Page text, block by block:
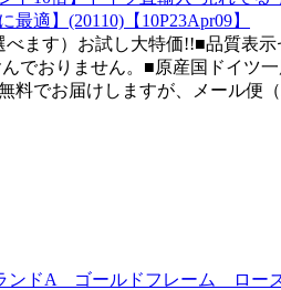
適】(20110)【10P23Apr09】
ます）お試し大特価!!■品質表
でおりません。■原産国ドイツ
料でお届けしますが、メール便
ンドA ゴールドフレーム ロー